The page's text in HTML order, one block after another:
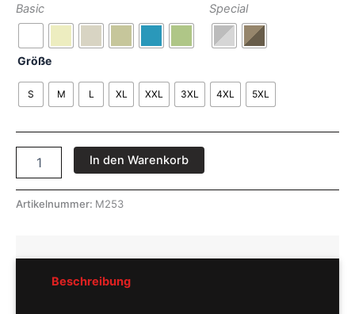
Basic Special
Größe
S M L XL XXL 3XL 4XL 5XL
In den Warenkorb
Artikelnummer: M253
Beschreibung